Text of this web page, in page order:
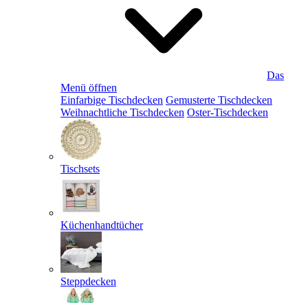
Das
Menü öffnen
Einfarbige Tischdecken Gemusterte Tischdecken
Weihnachtliche Tischdecken Oster-Tischdecken
Tischsets
Küchenhandtücher
Steppdecken